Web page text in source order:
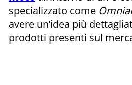
specializzato come
avere un’idea più
prodotti presenti sul